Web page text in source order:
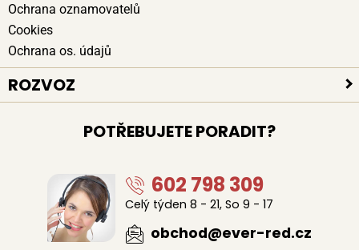
Ochrana oznamovatelů
Cookies
Ochrana os. údajů
ROZVOZ
Bezpečné doručeníPOTŘEBUJETE PORADIT?
602 798 309
Celý týden 8 - 21, So 9 - 17
obchod@ever-red.cz